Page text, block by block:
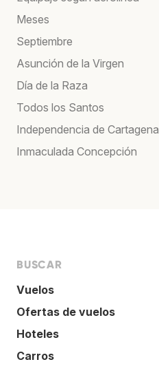
Meses
Septiembre
Asunción de la Virgen
Día de la Raza
Todos los Santos
Independencia de Cartagena
Inmaculada Concepción
BUSCAR
Vuelos
Ofertas de vuelos
Hoteles
Carros